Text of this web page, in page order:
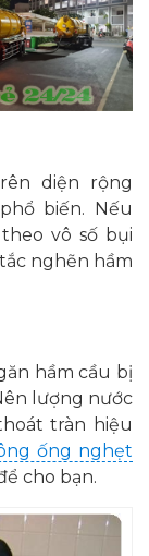
diện rộng
biến. Nếu
vô số bụi
nghẽn hầm
hầm cầu bị
lượng nước
tràn hiệu
ống nghẹt
cho bạn.